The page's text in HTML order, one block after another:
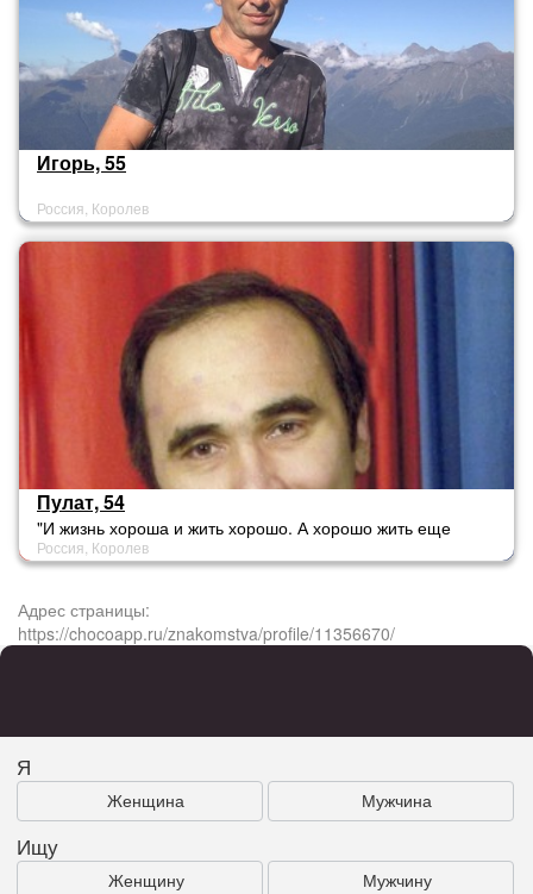
Игорь, 55
Россия, Королев
Пулат, 54
"И жизнь хороша и жить хорошо. А хорошо жить еще
лучше!"
Россия, Королев
Адрес страницы:
https://chocoapp.ru/znakomstva/profile/11356670/
Я
Женщина Мужчина
Ищу
Женщину Мужчину